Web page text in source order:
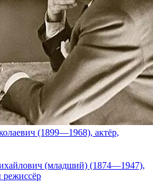
(1899—1968), актёр,
(младший) (1874—1947),
режиссёр